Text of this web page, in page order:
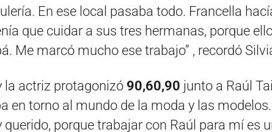
En ese local pasaba todo. Francella
que cuidar a sus tres hermanas, porque
Me marcó mucho ese trabajo” , recordó
la actriz protagonizó 90,60,90 junto a Raúl
en torno al mundo de la moda y las modelos.
porque trabajar con Raúl para mí es